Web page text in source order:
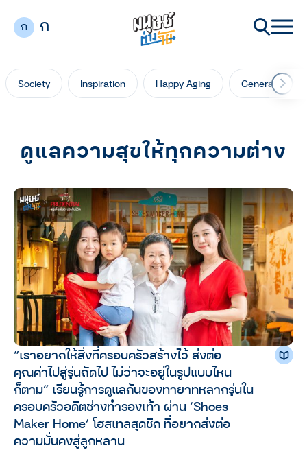
ก ก
Society Inspiration Happy Aging Generation
ดูแลความสุขให้ทุกความต่าง
“เราอยากให้สิ่งที่ครอบครัวสร้างไว้ ส่งต่อ
คุณค่าไปสู่รุ่นถัดไป ไม่ว่าจะอยู่ในรูปแบบไหน
ก็ตาม” เรียนรู้การดูแลกันของทายาทหลากรุ่นใน
ครอบครัวอดีตช่างทำรองเท้า ผ่าน ‘Shoes
Maker Home’ โฮสเทลสุดชิก ที่อยากส่งต่อ
ความมั่นคงสู่ลูกหลาน